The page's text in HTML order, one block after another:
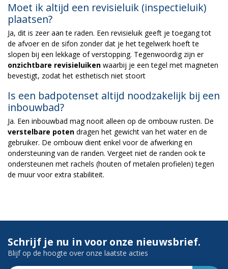
Moet ik altijd een revisieluik (inspectieluik)
plaatsen?
Ja, dit is zeer aan te raden. Een revisieluik geeft je toegang tot
de afvoer en de sifon zonder dat je het tegelwerk hoeft te
slopen bij een lekkage of verstopping. Tegenwoordig zijn er
onzichtbare revisieluiken waarbij je een tegel met magneten
bevestigt, zodat het esthetisch niet stoort
Is een badpotenset altijd noodzakelijk bij een
inbouwbad?
Ja. Een inbouwbad mag nooit alleen op de ombouw rusten. De
verstelbare poten dragen het gewicht van het water en de
gebruiker. De ombouw dient enkel voor de afwerking en
ondersteuning van de randen. Vergeet niet de randen ook te
ondersteunen met rachels (houten of metalen profielen) tegen
de muur voor extra stabiliteit.
Schrijf je nu in voor onze nieuwsbrief.
Blijf op de hoogte over onze laatste acties